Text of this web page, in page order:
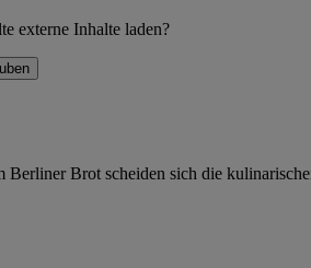
externe Inhalte laden?
Berliner Brot scheiden sich die